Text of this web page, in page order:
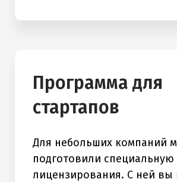
Программа для
стартапов
Для небольших компаний
подготовили
лицензирования. С ней вы